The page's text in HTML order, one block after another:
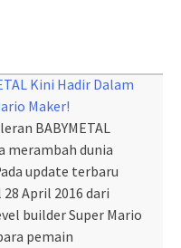
Kini Hadir Dalam
Maker!
BABYMETAL
merambah dunia
update terbaru
April 2016 dari
builder Super Mario
pemain